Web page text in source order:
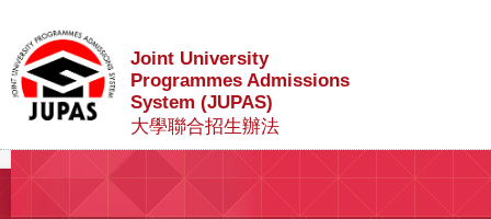
Joint University
Programmes Admissions
System (JUPAS)
大學聯合招生辦法